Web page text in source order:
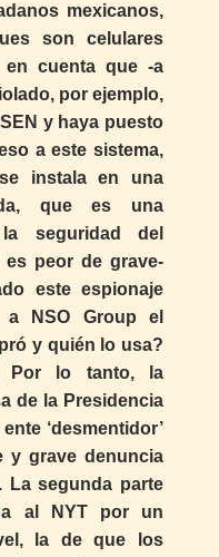
mexicanos,
son celulares
en cuenta que -a
por ejemplo,
y haya puesto
a este sistema,
instala en una
que es una
seguridad del
es peor de grave-
este espionaje
NSO Group el
y quién lo usa?
Por lo tanto, la
de la Presidencia
‘desmentidor’
y grave denuncia
segunda parte
al NYT por un
la de que los